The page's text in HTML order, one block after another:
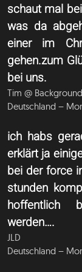
schaut mal
was da
einer im
gehen.zum
bei uns.
Tim @ Background
Deutschland –
ich habs
erklärt ja
bei der force
stunden
hoffentlich
werden….
JLD
Deutschland –